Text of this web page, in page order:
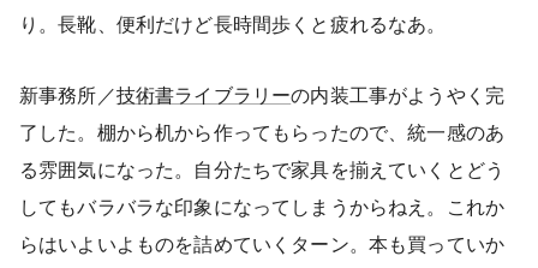
り。長靴、便利だけど長時間歩くと疲れるなあ。
新事務所／技術書ライブラリーの内装工事がようやく完
了した。棚から机から作ってもらったので、統一感のあ
る雰囲気になった。自分たちで家具を揃えていくとどう
してもバラバラな印象になってしまうからねえ。これか
らはいよいよものを詰めていくターン。本も買っていか